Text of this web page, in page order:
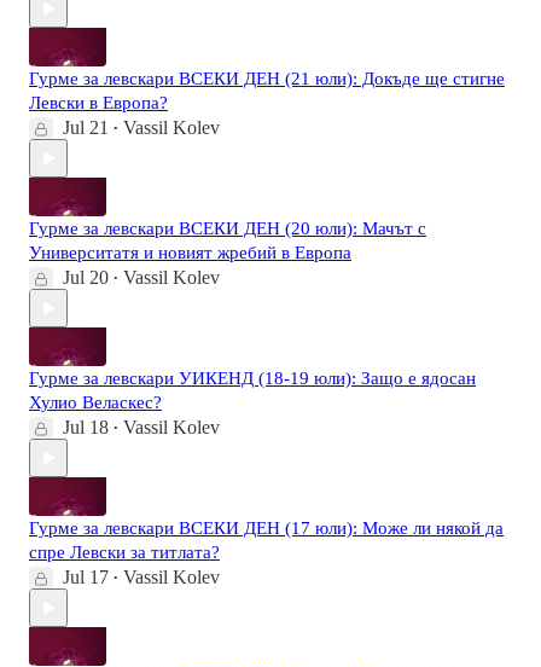
Гурме за левскари ВСЕКИ ДЕН (21 юли): Докъде ще стигне
Левски в Европа?
Jul 21 • Vassil Kolev
Гурме за левскари ВСЕКИ ДЕН (20 юли): Мачът с
Университатя и новият жребий в Европа
Jul 20 • Vassil Kolev
Гурме за левскари УИКЕНД (18-19 юли): Защо е ядосан
Хулио Веласкес?
Jul 18 • Vassil Kolev
Гурме за левскари ВСЕКИ ДЕН (17 юли): Може ли някой да
спре Левски за титлата?
Jul 17 • Vassil Kolev